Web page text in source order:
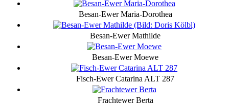
Besan-Ewer Maria-Dorothea
Besan-Ewer Mathilde
Besan-Ewer Moewe
Fisch-Ewer Catarina ALT 287
Frachtewer Berta